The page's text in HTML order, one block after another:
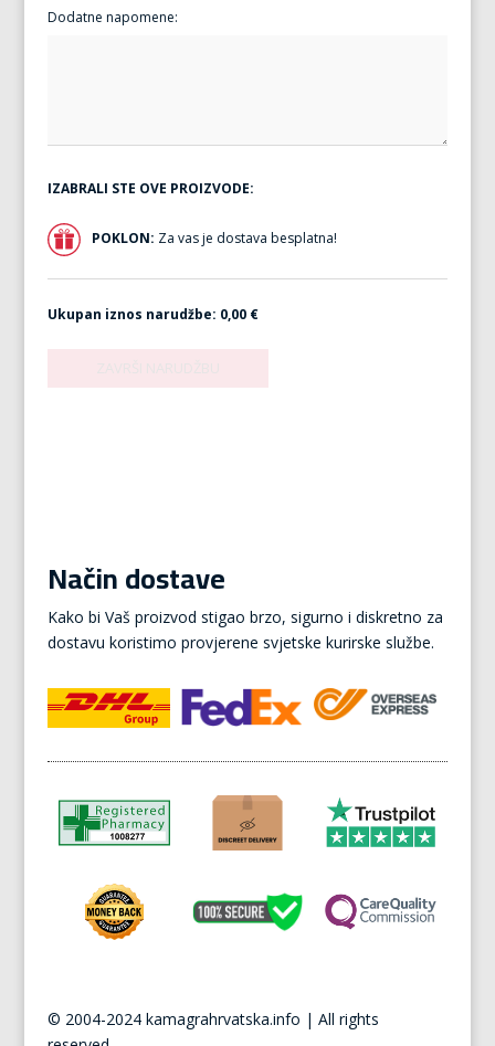
Dodatne napomene:
IZABRALI STE OVE PROIZVODE:
POKLON: Za vas je dostava besplatna!
Ukupan iznos narudžbe: 0,00 €
Način dostave
Kako bi Vaš proizvod stigao brzo, sigurno i diskretno za
dostavu koristimo provjerene svjetske kurirske službe.
© 2004-2024 kamagrahrvatska.info | All rights